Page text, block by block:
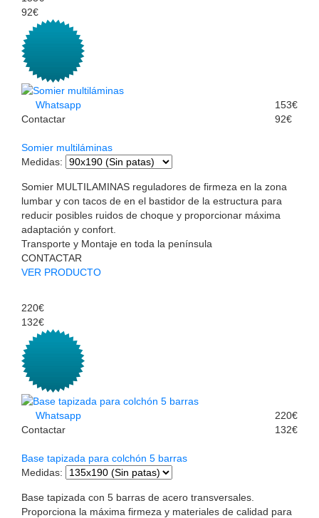
92€
Whatsapp
Contactar
153€
92€
Somier multiláminas
Medidas:
Somier MULTILAMINAS reguladores de firmeza en la zona
lumbar y con tacos de en el bastidor de la estructura para
reducir posibles ruidos de choque y proporcionar máxima
adaptación y confort.
Transporte y Montaje en toda la península
CONTACTAR
VER PRODUCTO
220€
132€
Whatsapp
Contactar
220€
132€
Base tapizada para colchón 5 barras
Medidas:
Base tapizada con 5 barras de acero transversales.
Proporciona la máxima firmeza y materiales de calidad para